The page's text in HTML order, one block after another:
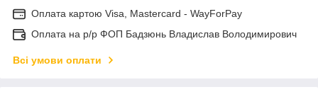
Оплата картою Visa, Mastercard - WayForPay
Оплата на р/р ФОП Бадзюнь Владислав Володимирович
Всі умови оплати